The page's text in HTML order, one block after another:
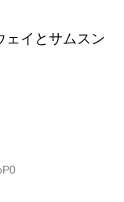
ェイとサムスン